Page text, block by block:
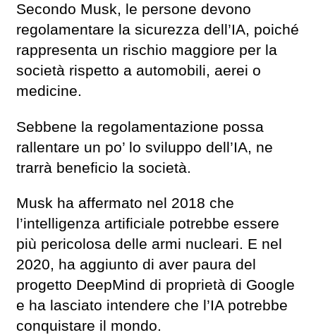
Secondo Musk, le persone devono
regolamentare la sicurezza dell’IA, poiché
rappresenta un rischio maggiore per la
società rispetto a automobili, aerei o
medicine.
Sebbene la regolamentazione possa
rallentare un po’ lo sviluppo dell’IA, ne
trarrà beneficio la società.
Musk ha affermato nel 2018 che
l’intelligenza artificiale potrebbe essere
più pericolosa delle armi nucleari. E nel
2020, ha aggiunto di aver paura del
progetto DeepMind di proprietà di Google
e ha lasciato intendere che l’IA potrebbe
conquistare il mondo.